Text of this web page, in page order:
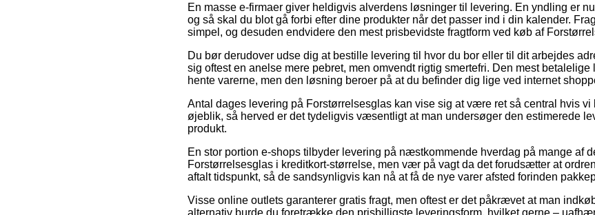
En masse e-firmaer giver heldigvis alverdens løsninger til levering. En yndling er
og så skal du blot gå forbi efter dine produkter når det passer ind i din kalender.
simpel, og desuden endvidere den mest prisbevidste fragtform ved køb af
Du bør derudover udse dig at bestille levering til hvor du bor eller til dit arbejdes
sig oftest en anelse mere pebret, men omvendt rigtig smertefri. Den mest
hente varerne, men den løsning beroer på at du befinder dig lige ved internet
Antal dages levering på Forstørrelsesglas kan vise sig at være ret så central hvis vi
øjeblik, så herved er det tydeligvis væsentligt at man undersøger den estimerede
produkt.
En stor portion e-shops tilbyder levering på næstkommende hverdag på mange af
Forstørrelsesglas i kreditkort-størrelse, men vær på vagt da det forudsætter at
aftalt tidspunkt, så de sandsynligvis kan nå at få de nye varer afsted forinden
Visse online outlets garanterer gratis fragt, men oftest er det påkrævet at man
alternativ burde du foretrække den prisbilligste leveringsform, hvilket gerne –